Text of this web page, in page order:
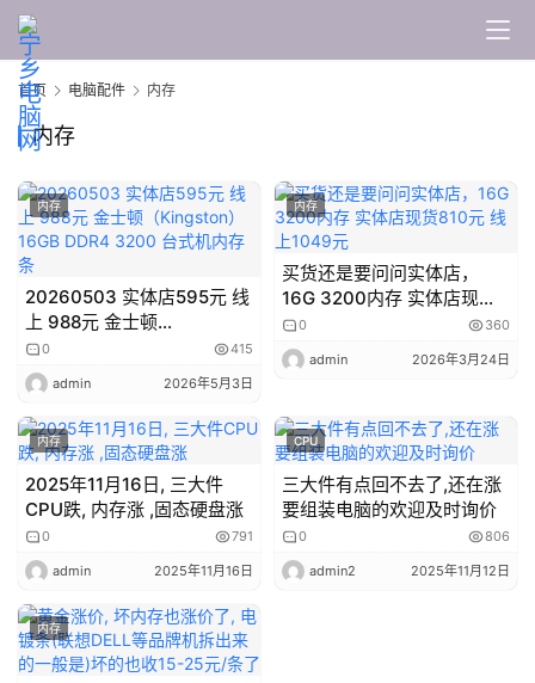
脑
维
修
显
器
显
卡
电
脑
配
件
电
脑
优
经
验
首页 电脑配件 内存
内存
内存
20260503 实体店595元 线
上 988元 金士顿
（Kingston）16GB DDR4
3200 台式机内存条
0 415
admin 2026年5月3日
内存
买货还是要问问实体店，
16G 3200内存 实体店现货
0 360
admin 2026年3月24日
内存
2025年11月16日, 三大件
CPU跌, 内存涨 ,固态硬盘涨
0 791
admin 2025年11月16日
CPU
三大件有点回不去了,还在涨
要组装电脑的欢迎及时询价
0 806
admin2 2025年11月12日
内存